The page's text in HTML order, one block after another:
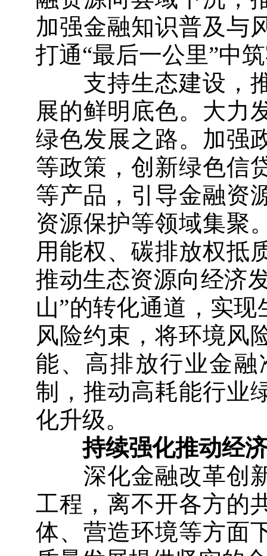
加强金融知识普及与
打通“最后一公里”中
支持生态建设，推
展的鲜明底色。大力
绿色发展之路。加强
等政策，创新绿色信
等产品，引导金融资
资源保护等领域集聚
用能权、碳排放权抵
推动生态资源向经济
山”的转化通道，实
风险约束，将环境风
能、高排放行业金
制，推动高耗能行业
化升级。
持续强化推动经
深化金融改革创新
工程，离不开各方的
体、营造环境等方面